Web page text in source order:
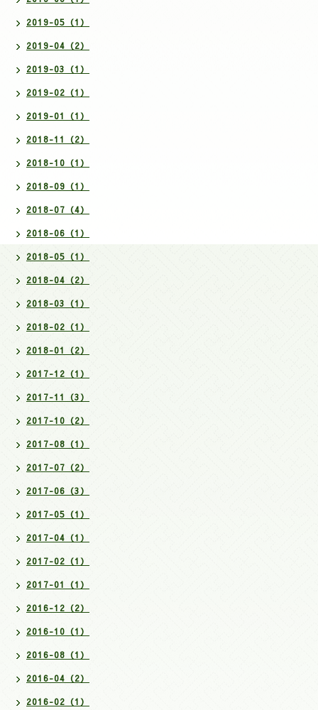
2019-05（1）
2019-04（2）
2019-03（1）
2019-02（1）
2019-01（1）
2018-11（2）
2018-10（1）
2018-09（1）
2018-07（4）
2018-06（1）
2018-05（1）
2018-04（2）
2018-03（1）
2018-02（1）
2018-01（2）
2017-12（1）
2017-11（3）
2017-10（2）
2017-08（1）
2017-07（2）
2017-06（3）
2017-05（1）
2017-04（1）
2017-02（1）
2017-01（1）
2016-12（2）
2016-10（1）
2016-08（1）
2016-04（2）
2016-02（1）